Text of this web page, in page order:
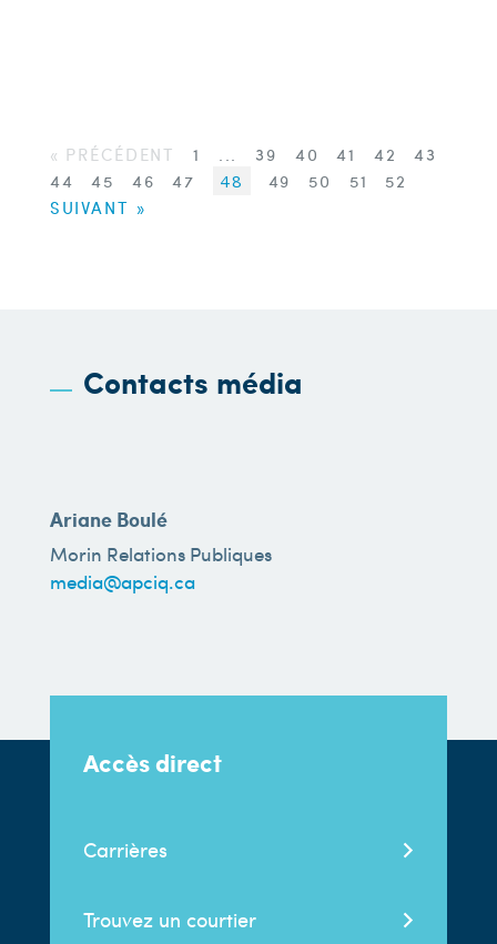
« PRÉCÉDENT 1 ... 39 40 41 42
43
44
45 46 47 48 49 50 51
52
SUIVANT »
Contacts média
Ariane Boulé
Morin Relations Publiques
media@apciq.ca
Accès direct
Carrières
Trouvez un courtier